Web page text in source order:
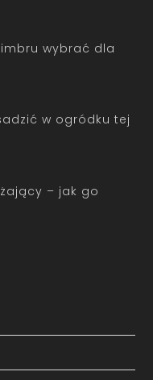
wybrać dla
w ogródku tej
– jak go